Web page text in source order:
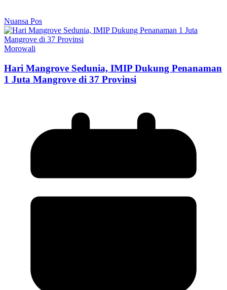
Nuansa Pos
Morowali
Hari Mangrove Sedunia, IMIP Dukung Penanaman
1 Juta Mangrove di 37 Provinsi